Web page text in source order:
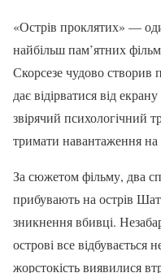
«Острів проклятих» —
найбільш пам’ятних
Скорсезе чудово
дає відірватися від
звірячий психологічний
тримати навантаження на
За сюжетом фільму, два
прибувають на острів
зникнення вбивці.
острові все відбувається
жорстокість виявилися